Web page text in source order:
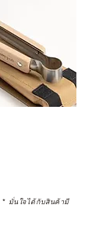
* มั่นใจได้กับสินค้ามี